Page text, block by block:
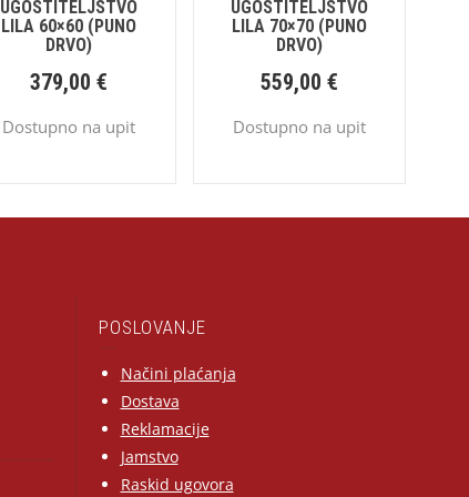
UGOSTITELJSTVO
LILA 60×60 (PUNO
DRVO)
379,00€
Dostupno na upit
UGOSTITELJSTVO
LILA 70×70 (PUNO
DRVO)
559,00 €
Dostupno na upit
POSLOVANJE
Načini plaćanja
Dostava
Reklamacije
Jamstvo
Raskid ugovora